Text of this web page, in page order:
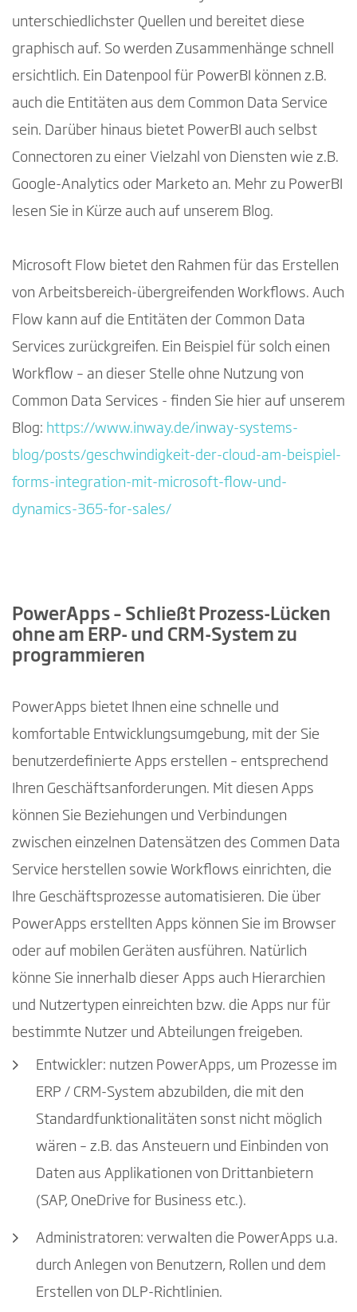
unterschiedlichster Quellen und bereitet diese
graphisch auf. So werden Zusammenhänge schnell
ersichtlich. Ein Datenpool für PowerBI können z.B.
auch die Entitäten aus dem Common Data Service
sein. Darüber hinaus bietet PowerBI auch selbst
Connectoren zu einer Vielzahl von Diensten wie z.B.
Google-Analytics oder Marketo an. Mehr zu PowerBI
lesen Sie in Kürze auch auf unserem Blog.
Microsoft Flow bietet den Rahmen für das Erstellen
von Arbeitsbereich-übergreifenden Workflows. Auch
Flow kann auf die Entitäten der Common Data
Services zurückgreifen. Ein Beispiel für solch einen
Workflow – an dieser Stelle ohne Nutzung von
Common Data Services - finden Sie hier auf unserem
Blog: https://www.inway.de/inway-systems-
blog/posts/geschwindigkeit-der-cloud-am-beispiel-
forms-integration-mit-microsoft-flow-und-
dynamics-365-for-sales/
PowerApps – Schließt Prozess-Lücken
ohne am ERP- und CRM-System zu
programmieren
PowerApps bietet Ihnen eine schnelle und
komfortable Entwicklungsumgebung, mit der Sie
benutzerdefinierte Apps erstellen – entsprechend
Ihren Geschäftsanforderungen. Mit diesen Apps
können Sie Beziehungen und Verbindungen
zwischen einzelnen Datensätzen des Commen Data
Service herstellen sowie Workflows einrichten, die
Ihre Geschäftsprozesse automatisieren. Die über
PowerApps erstellten Apps können Sie im Browser
oder auf mobilen Geräten ausführen. Natürlich
könne Sie innerhalb dieser Apps auch Hierarchien
und Nutzertypen einreichten bzw. die Apps nur für
bestimmte Nutzer und Abteilungen freigeben.
Entwickler: nutzen PowerApps, um Prozesse im
ERP / CRM-System abzubilden, die mit den
Standardfunktionalitäten sonst nicht möglich
wären – z.B. das Ansteuern und Einbinden von
Daten aus Applikationen von Drittanbietern
(SAP, OneDrive for Business etc.).
Administratoren: verwalten die PowerApps u.a.
durch Anlegen von Benutzern, Rollen und dem
Erstellen von DLP-Richtlinien.